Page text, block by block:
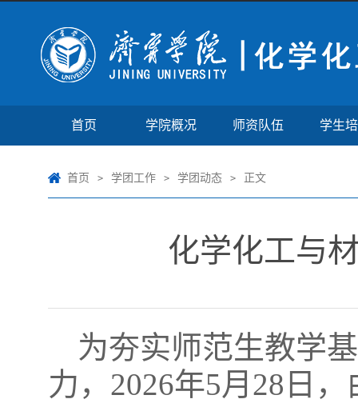
首页 学院概况 师资队伍 学生
首页 > 学团工作 > 学团动态 > 正文
化学化工与
为夯实师范生教学
力，2026年5月28日